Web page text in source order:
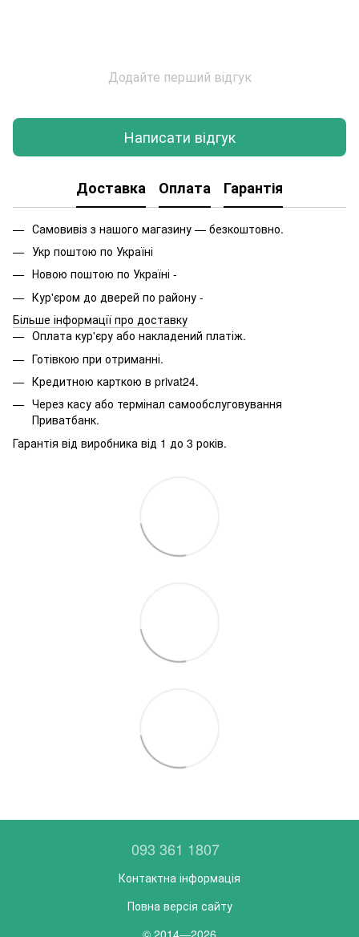
Додайте перший відгук
Написати відгук
Доставка Оплата Гарантія
Самовивіз з нашого магазину — безкоштовно.
Укр поштою по Україні
Новою поштою по Україні -
Кур'єром до дверей по району -
Більше інформації про доставку
Оплата кур'єру або накладений платіж.
Готівкою при отриманні.
Кредитною карткою в privat24.
Через касу або термінал самообслуговування
Приватбанк.
Гарантія від виробника від 1 до 3 років.
093 361 1807
Контактна інформація
Повна версія сайту
© 2014—2026